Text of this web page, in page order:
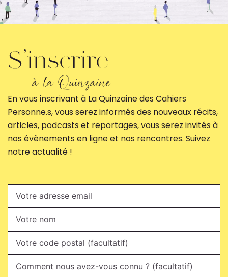
0:00
S'inscrire
à la Quinzaine
En vous inscrivant à La Quinzaine des Cahiers
Personne.s, vous serez informés des nouveaux récits,
articles, podcasts et reportages, vous serez invités à
nos évènements en ligne et nos rencontres. Suivez
notre actualité !